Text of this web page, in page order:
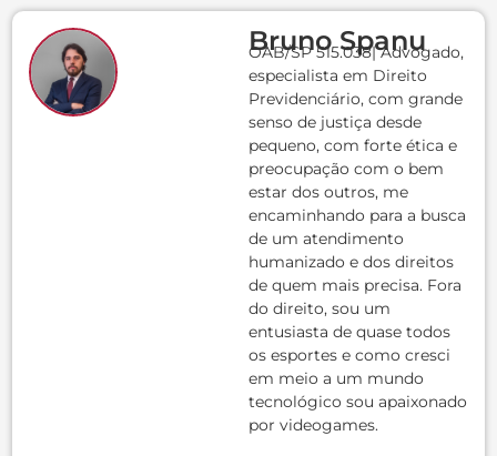
Bruno Spanu
OAB/SP 515.038| Advogado,
especialista em Direito
Previdenciário, com grande
senso de justiça desde
pequeno, com forte ética e
preocupação com o bem
estar dos outros, me
encaminhando para a busca
de um atendimento
humanizado e dos direitos
de quem mais precisa. Fora
do direito, sou um
entusiasta de quase todos
os esportes e como cresci
em meio a um mundo
tecnológico sou apaixonado
por videogames.